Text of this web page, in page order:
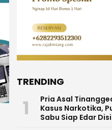
TRENDING
1
Pria Asal
Kasus Narkotika,
Sabu Siap Edar